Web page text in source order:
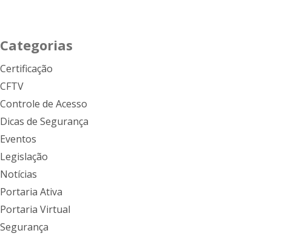
Categorias
Certificação
CFTV
Controle de Acesso
Dicas de Segurança
Eventos
Legislação
Notícias
Portaria Ativa
Portaria Virtual
Segurança